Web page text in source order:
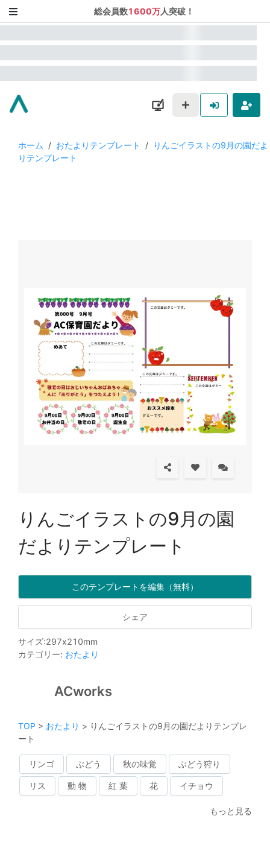
総会員数1600万人突破！
ホーム / おたよりテンプレート /
りんごイラストの9月の園だよ
りテンプレート
りんごイラストの9月の園
だよりテンプレート
このテンプレートを編集（無料）
シェア
サイズ:297x210mm
カテゴリー: おたより
ACworks
TOP > おたより > りんごイラストの9月の園だよりテンプレ
ート
リンゴ ぶどう 秋の味覚 ぶどう狩り
リス 動 物 紅 葉 花 イチョウ
もっと見る